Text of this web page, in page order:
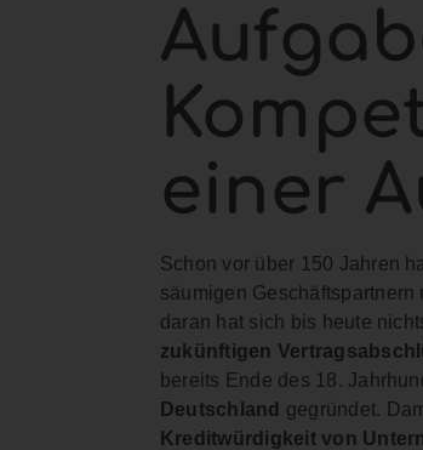
einer
Schon vor über 150 Jahren
säumigen
daran hat sich bis heute
zukünftigen
bereits Ende des 18.
Deutschland gegründet.
Kreditwürdigkeit von